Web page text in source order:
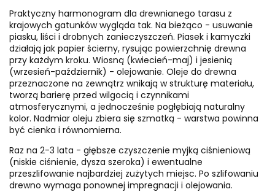
Praktyczny harmonogram dla drewnianego tarasu z
krajowych gatunków wygląda tak. Na bieżąco - usuwanie
piasku, liści i drobnych zanieczyszczeń. Piasek i kamyczki
działają jak papier ścierny, rysując powierzchnię drewna
przy każdym kroku. Wiosną (kwiecień-maj) i jesienią
(wrzesień-październik) - olejowanie. Oleje do drewna
przeznaczone na zewnątrz wnikają w strukturę materiału,
tworzą barierę przed wilgocią i czynnikami
atmosferycznymi, a jednocześnie pogłębiają naturalny
kolor. Nadmiar oleju zbiera się szmatką - warstwa powinna
być cienka i równomierna.
Raz na 2-3 lata - głębsze czyszczenie myjką ciśnieniową
(niskie ciśnienie, dysza szeroka) i ewentualne
przeszlifowanie najbardziej zużytych miejsc. Po szlifowaniu
drewno wymaga ponownej impregnacji i olejowania.